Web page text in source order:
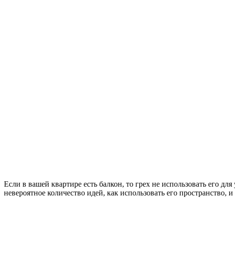
Если в вашей квартире есть балкон, то грех не использовать его
невероятное количество идей, как использовать его пространство,